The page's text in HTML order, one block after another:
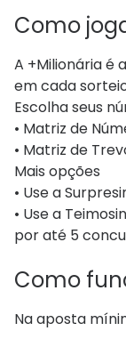
Como
A +Milionária é
em cada
Escolha seus
• Matriz de
• Matriz de
Mais opções
• Use a
• Use a
por até 5
Como
Na aposta